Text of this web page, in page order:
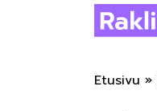
Etusivu »